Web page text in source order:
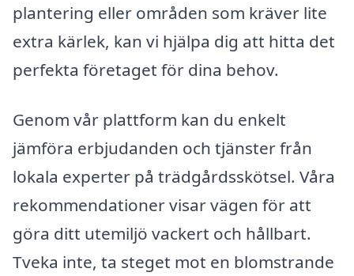
plantering eller områden som kräver lite
extra kärlek, kan vi hjälpa dig att hitta det
perfekta företaget för dina behov.
Genom vår plattform kan du enkelt
jämföra erbjudanden och tjänster från
lokala experter på trädgårdsskötsel. Våra
rekommendationer visar vägen för att
göra ditt utemiljö vackert och hållbart.
Tveka inte, ta steget mot en blomstrande